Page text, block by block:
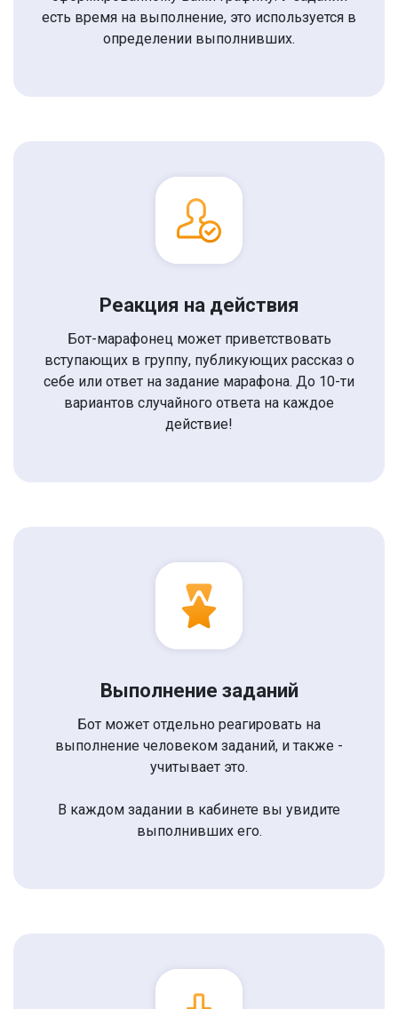
есть время на выполнение, это используется в
определении выполнивших.
Реакция на действия
Бот-марафонец может приветствовать
вступающих в группу, публикующих рассказ о
себе или ответ на задание марафона. До 10-ти
вариантов случайного ответа на каждое
действие!
Выполнение заданий
Бот может отдельно реагировать на
выполнение человеком заданий, и также -
учитывает это.
В каждом задании в кабинете вы увидите
выполнивших его.